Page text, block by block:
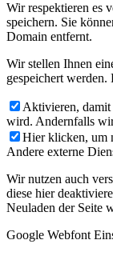
Wir respektieren es
speichern. Sie
Domain entfernt.
Wir stellen Ihnen
gespeichert werden.
Aktivieren, damit
wird. Andernfalls
Hier klicken, um
Andere externe
Wir nutzen auch
diese hier
Neuladen der Seite
Google Webfont